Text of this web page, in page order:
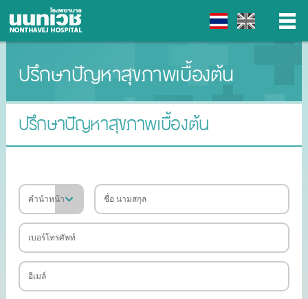
▼
ปรึกษาปัญหาสุขภาพเบื้องต้น
ปรึกษาปัญหาสุขภาพเบื้องต้น